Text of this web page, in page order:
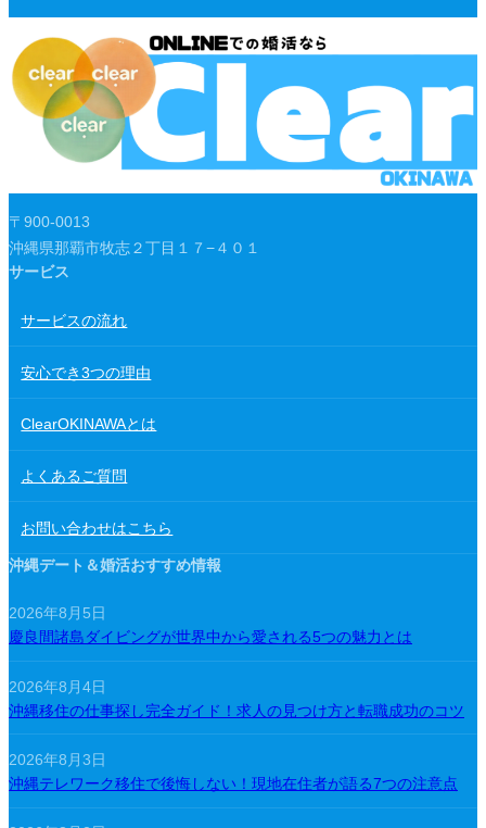
〒900-0013
沖縄県那覇市牧志２丁目１７−４０１
サービス
サービスの流れ
安心でき3つの理由
ClearOKINAWAとは
よくあるご質問
お問い合わせはこちら
沖縄デート＆婚活おすすめ情報
2026年8月5日
慶良間諸島ダイビングが世界中から愛される5つの魅力とは
2026年8月4日
沖縄移住の仕事探し完全ガイド！求人の見つけ方と転職成功のコツ
2026年8月3日
沖縄テレワーク移住で後悔しない！現地在住者が語る7つの注意点